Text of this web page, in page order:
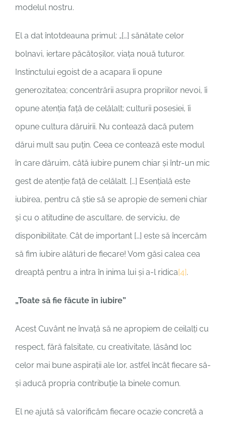
modelul nostru.
El a dat întotdeauna primul: „[…] sănătate celor
bolnavi, iertare păcătoșilor, viața nouă tuturor.
Instinctului egoist de a acapara îi opune
generozitatea; concentrării asupra propriilor nevoi, îi
opune atenția față de celălalt; culturii posesiei, îi
opune cultura dăruirii. Nu contează dacă putem
dărui mult sau puțin. Ceea ce contează este modul
în care dăruim, câtă iubire punem chiar și într-un mic
gest de atenție față de celălalt. […] Esențială este
iubirea, pentru că știe să se apropie de semeni chiar
și cu o atitudine de ascultare, de serviciu, de
disponibilitate. Cât de important […] este să încercăm
să fim iubire alături de fiecare! Vom găsi calea cea
dreaptă pentru a intra în inima lui și a-l ridica[4].
„Toate să fie făcute în iubire”
Acest Cuvânt ne învață să ne apropiem de ceilalți cu
respect, fără falsitate, cu creativitate, lăsând loc
celor mai bune aspirații ale lor, astfel încât fiecare să-
și aducă propria contribuție la binele comun.
El ne ajută să valorificăm fiecare ocazie concretă a